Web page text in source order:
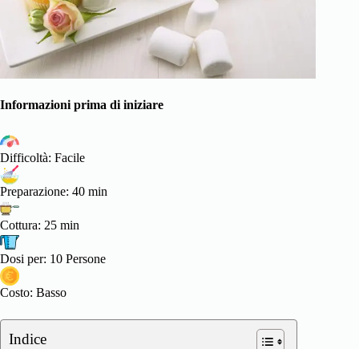
Informazioni prima di iniziare
Difficoltà: Facile
Preparazione: 40 min
Cottura: 25 min
Dosi per: 10 Persone
Costo: Basso
Indice